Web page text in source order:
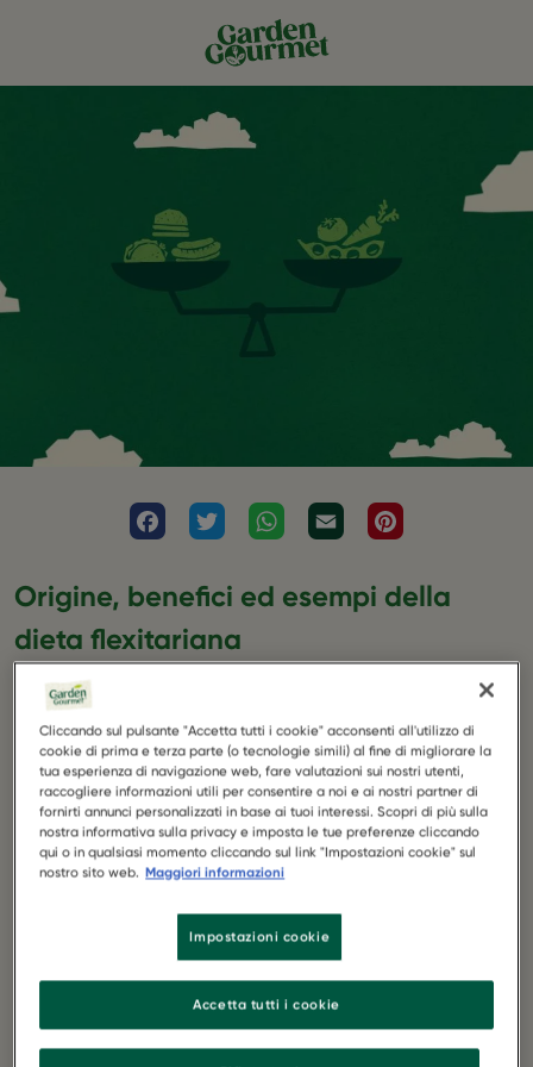
FacebookTwitter WhatsAppEmail
Origine, benefici ed esempi della
dieta flexitariana
What's new
I regimi alimentari alternativi a quello onnivoro di fatto
forniscono un approccio diverso alla nutrizione. Che
siano scelti per questioni etiche, religiose o salutari,
questi nuovi modi di alimentarsi diventano di giorno in
giorno punti di riferimento per quanti hanno necessità di
modificare il proprio stile di vita. Tra gli approcci più
seguiti c’è, quindi, chi adotta un regime vegano, chi
resta vegetariano e chi, pur sposando le istanze di
entrambi questi gruppi, sceglie ladieta flexitariana.
avete mai sentito parlare? Scopriamo insieme di cosa si
Cos'è la dieta flexitariana?
Cliccando sul pulsante "Accetta tutti i cookie" acconsenti all'utilizzo di
cookie di prima e terza parte (o tecnologie simili) al fine di migliorare la
tua esperienza di navigazione web, fare valutazioni sui nostri utenti,
raccogliere informazioni utili per consentire a noi e ai nostri partner di
fornirti annunci personalizzati in base ai tuoi interessi. Scopri di più sulla
nostra informativa sulla privacy e imposta le tue preferenze cliccando
qui o in qualsiasi momento cliccando sul link "Impostazioni cookie" sul
nostro sito web. Maggiori informazioni
Impostazioni cookie
Accetta tutti i cookie